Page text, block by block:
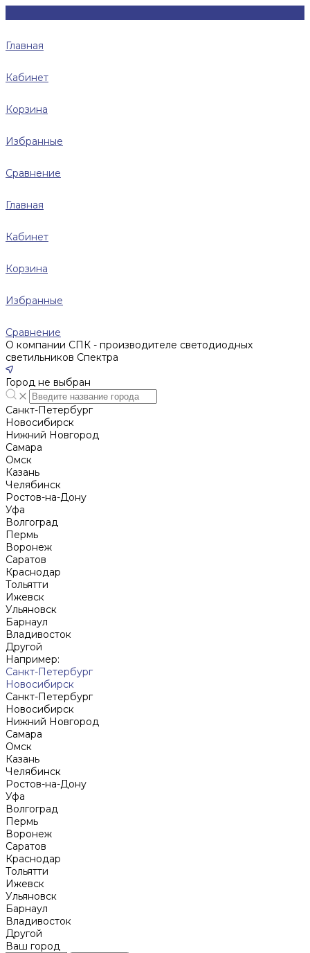
Главная
Кабинет
Корзина
Избранные
Сравнение
Главная
Кабинет
Корзина
Избранные
Сравнение
О компании СПК - производителе светодиодных
светильников Спектра
Город не выбран
Санкт-Петербург
Новосибирск
Нижний Новгород
Cамара
Омск
Казань
Челябинск
Ростов-на-Дону
Уфа
Волгоград
Пермь
Воронеж
Саратов
Краснодар
Тольятти
Ижевск
Ульяновск
Барнаул
Владивосток
Другой
Например:
Санкт-Петербург
Новосибирск
Санкт-Петербург
Новосибирск
Нижний Новгород
Cамара
Омск
Казань
Челябинск
Ростов-на-Дону
Уфа
Волгоград
Пермь
Воронеж
Саратов
Краснодар
Тольятти
Ижевск
Ульяновск
Барнаул
Владивосток
Другой
Ваш город